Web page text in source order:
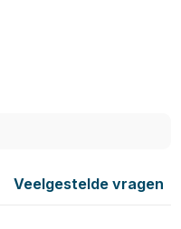
Veelgestelde vragen